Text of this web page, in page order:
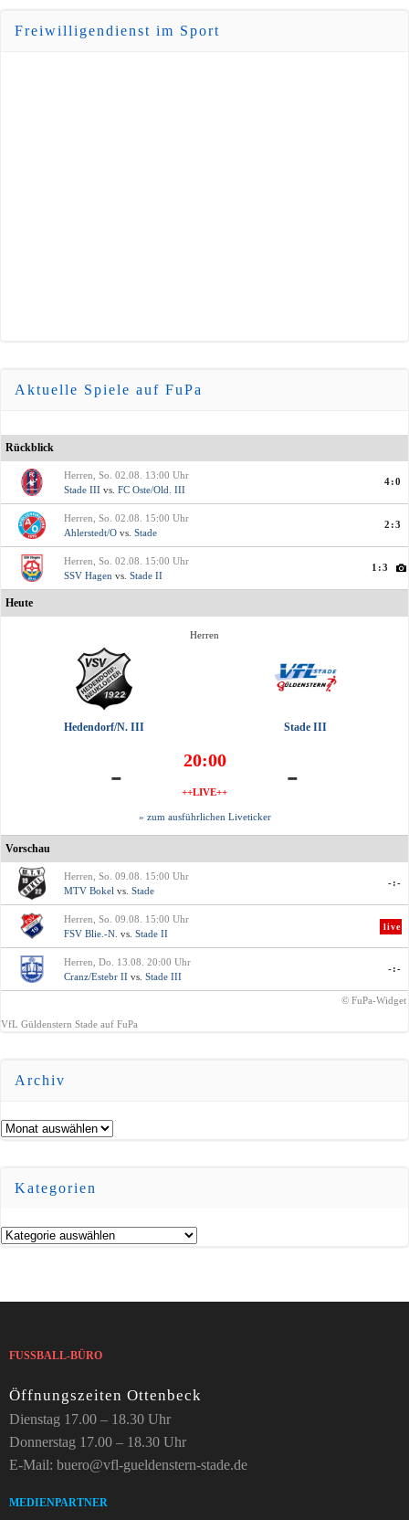
Freiwilligendienst im Sport
Aktuelle Spiele auf FuPa
Rückblick
Herren, So. 02.08. 13:00 Uhr
Stade III vs. FC Oste/Old. III
4:0
Herren, So. 02.08. 15:00 Uhr
Ahlerstedt/O vs. Stade
2:3
Herren, So. 02.08. 15:00 Uhr
SSV Hagen vs. Stade II
1:3
Heute
Herren
Hedendorf/N. III Stade III
- 20:00
++LIVE++ -
» zum ausführlichen Liveticker
Vorschau
Herren, So. 09.08. 15:00 Uhr
MTV Bokel vs. Stade
-:-
Herren, So. 09.08. 15:00 Uhr
FSV Blie.-N. vs. Stade II
live
Herren, Do. 13.08. 20:00 Uhr
Cranz/Estebr II vs. Stade III
-:-
© FuPa-Widget
VfL Güldenstern Stade auf FuPa
Archiv
Archiv
Kategorien
Kategorien
FUSSBALL-BÜRO
Öffnungszeiten Ottenbeck
Dienstag 17.00 – 18.30 Uhr
Donnerstag 17.00 – 18.30 Uhr
E-Mail: buero@vfl-gueldenstern-stade.de
MEDIENPARTNER